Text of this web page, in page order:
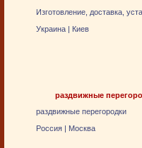
Изготовление, доставка,
Украина | Киев
раздвижные
раздвижные перегородки
Россия | Москва